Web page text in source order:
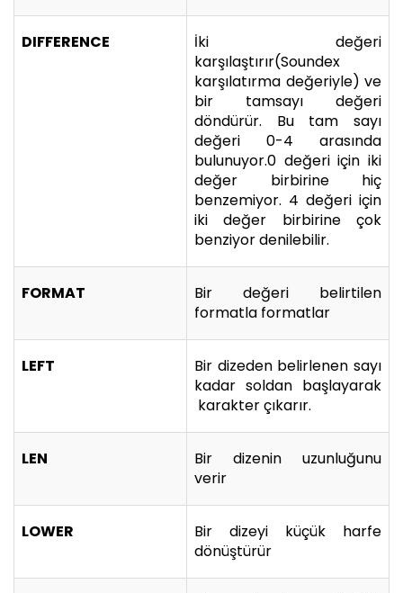
DIFFERENCE
İki değeri
karşılaştırır(Soundex
karşılatırma değeriyle) ve
bir tamsayı değeri
döndürür. Bu tam sayı
değeri 0-4 arasında
bulunuyor.0 değeri için iki
değer birbirine hiç
benzemiyor. 4 değeri için
iki değer birbirine çok
benziyor denilebilir.
FORMAT
Bir değeri belirtilen
formatla formatlar
LEFT
Bir dizeden belirlenen sayı
kadar soldan başlayarak
karakter çıkarır.
LEN
Bir dizenin uzunluğunu
verir
LOWER
Bir dizeyi küçük harfe
dönüştürür